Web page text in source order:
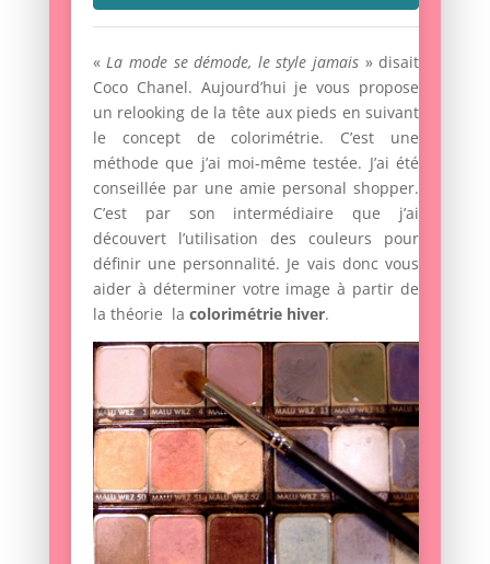
«La mode se démode, le style jamais » disait
Coco Chanel. Aujourd’hui je vous propose
un relooking de la tête aux pieds en suivant
le concept de colorimétrie. C’est une
méthode que j’ai moi-même testée. J’ai été
conseillée par une amie personal shopper.
C’est par son intermédiaire que j’ai
découvert l’utilisation des couleurs pour
définir une personnalité. Je vais donc vous
aider à déterminer votre image à partir de
la théorie la colorimétrie hiver.